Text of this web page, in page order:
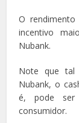
O
incentivo
Nubank.
Note que tal
Nubank, o
é, pode ser
consumidor.